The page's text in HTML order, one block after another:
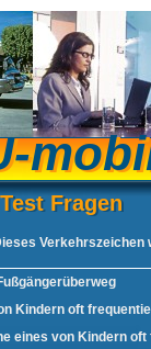
Fragen
Fragen
Kindern oft
eines von Kindern